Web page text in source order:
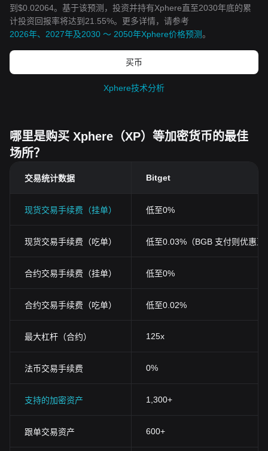
到$0.02064。基于该预测，投资并持有Xphere直至2030年底的累
计投资回报率将达到21.55%。更多详情，请参考
2026年、2027年及2030 ～ 2050年Xphere价格预测。
买币
Xphere技术分析
哪里是购买 Xphere（XP）等加密货币的最佳
场所？
交易统计数据 Bitget
现货交易手续费（挂单） 低至0%
现货交易手续费（吃单） 低至0.03%（BGB 支付则优惠至
合约交易手续费（挂单） 低至0%
合约交易手续费（吃单） 低至0.02%
最大杠杆（合约） 125x
法币交易手续费 0%
支持的加密资产 1,300+
跟单交易资产 600+